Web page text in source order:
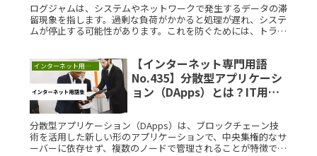
ログジャムは、システムやネットワークで発生するデータの滞
留現象を指します。過剰な負荷がかかると処理が遅れ、システ
ムが停止する可能性があります。これを防ぐためには、トラフ
インターネット用語集
【インターネット専門用語
No.435】分散型アプリケーシ
ョン（DApps）とは？IT用語
分散型アプリケーション（DApps）は、ブロックチェーン技
術を活用した新しい形のアプリケーションで、中央集権的なサ
ーバーに依存せず、複数のノードで管理されることが特徴で